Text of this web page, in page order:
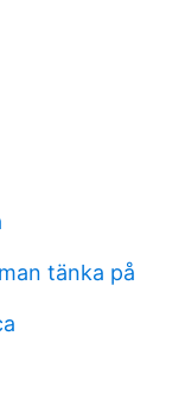
tänka på